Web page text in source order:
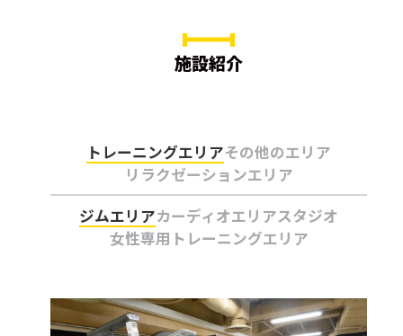
施設紹介
トレーニングエリアその他のエリア
リラクゼーションエリア
ジムエリアカーディオエリアスタジオ
女性専用トレーニングエリア